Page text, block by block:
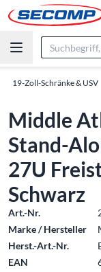
19-Zoll-Schränke & USV
Middle
Stand-
27U
Schwarz
Art.-Nr.
Marke / Hersteller
Herst.-Art.-Nr.
EAN